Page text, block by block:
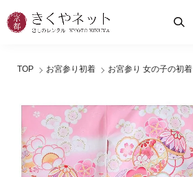
TOP お宮参り初着 お宮参り 女の子の初着